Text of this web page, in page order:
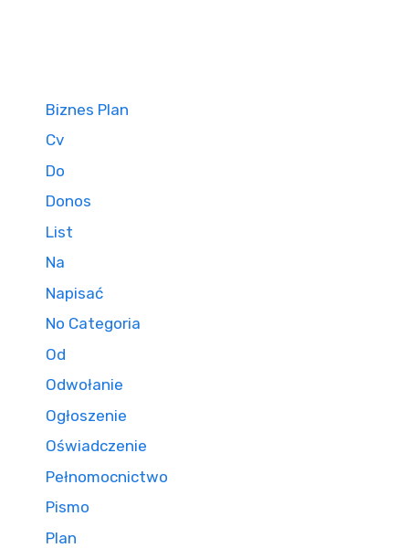
Biznes Plan
Cv
Do
Donos
List
Na
Napisać
No Categoria
Od
Odwołanie
Ogłoszenie
Oświadczenie
Pełnomocnictwo
Pismo
Plan